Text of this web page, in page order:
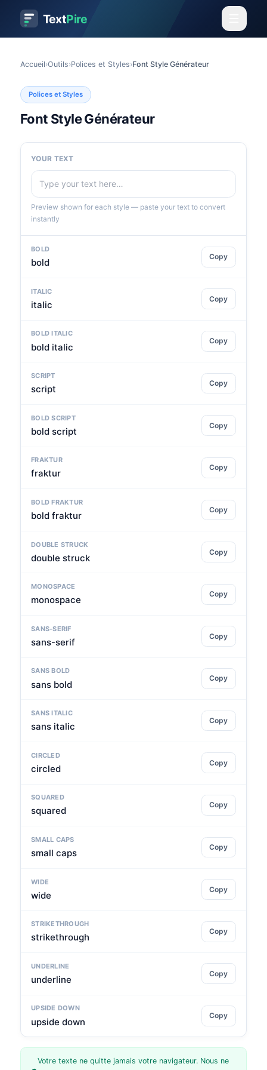
TextPire
Accueil›Outils›Polices et Styles›Font Style Générateur
Polices et Styles
Font Style Générateur
YOUR TEXT
Preview shown for each style — paste your text to convert
instantly
BOLD
bold
Copy
ITALIC
italic
Copy
BOLD ITALIC
bold italic
Copy
SCRIPT
script
Copy
BOLD SCRIPT
bold script
Copy
FRAKTUR
fraktur
Copy
BOLD FRAKTUR
bold fraktur
Copy
DOUBLE STRUCK
double struck
Copy
MONOSPACE
monospace
Copy
SANS-SERIF
sans-serif
Copy
SANS BOLD
sans bold
Copy
SANS ITALIC
sans italic
Copy
CIRCLED
circled
Copy
SQUARED
squared
Copy
SMALL CAPS
small caps
Copy
WIDE
wide
Copy
STRIKETHROUGH
strikethrough
Copy
UNDERLINE
underline
Copy
UPSIDE DOWN
upside down
Copy
Votre texte ne quitte jamais votre navigateur. Nous ne